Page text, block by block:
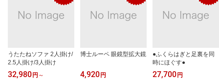
うたたねソファ 2人掛け/
2.5人掛け/3人掛け
32,980 円 ～
博士ルーペ 眼鏡型拡大鏡
4,920 円
●ふくらはぎと足裏を同
時にほぐす●
27,700 円